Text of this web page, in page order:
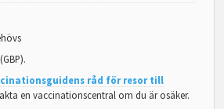
råd för resor till
en vaccinationscentral om du är osäker.